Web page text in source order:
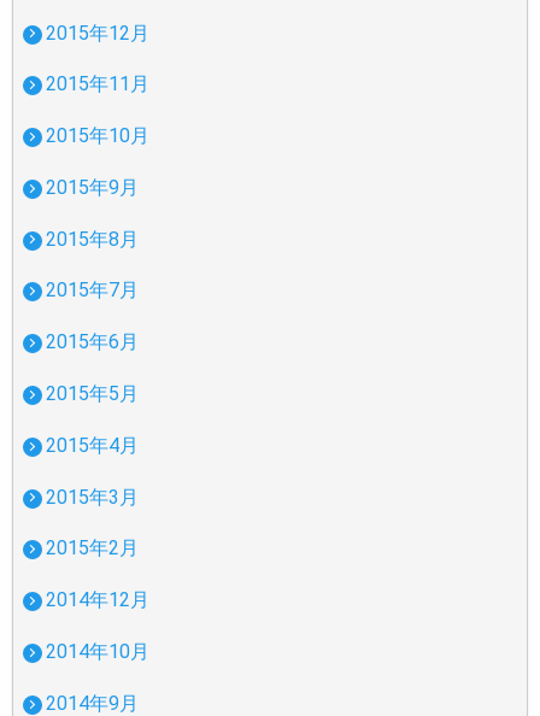
2015年12月
2015年11月
2015年10月
2015年9月
2015年8月
2015年7月
2015年6月
2015年5月
2015年4月
2015年3月
2015年2月
2014年12月
2014年10月
2014年9月